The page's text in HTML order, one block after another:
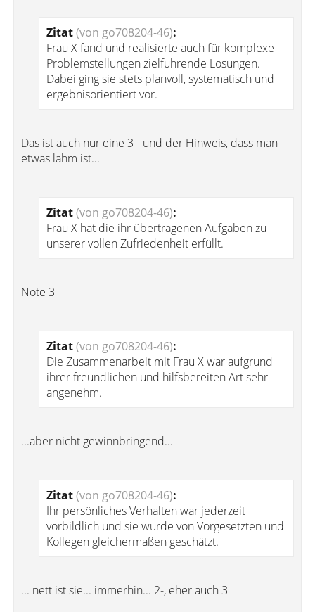
Zitat(von go708204-46):
Frau X fand und realisierte auch für komplexe
Problemstellungen zielführende Lösungen.
Dabei ging sie stets planvoll, systematisch und
ergebnisorientiert vor.
Das ist auch nur eine 3 - und der Hinweis, dass man
etwas lahm ist...
Zitat(von go708204-46):
Frau X hat die ihr übertragenen Aufgaben zu
unserer vollen Zufriedenheit erfüllt.
Note 3
Zitat(von go708204-46):
Die Zusammenarbeit mit Frau X war aufgrund
ihrer freundlichen und hilfsbereiten Art sehr
angenehm.
...aber nicht gewinnbringend...
Zitat(von go708204-46):
Ihr persönliches Verhalten war jederzeit
vorbildlich und sie wurde von Vorgesetzten und
Kollegen gleichermaßen geschätzt.
... nett ist sie... immerhin... 2-, eher auch 3